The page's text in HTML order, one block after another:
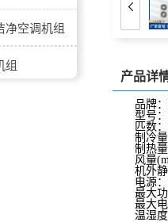
产品详
品牌
型号
匹数
制冷
制热
风量
机外
电源
最大
最大
温湿度
净空调机组
组